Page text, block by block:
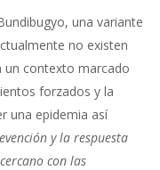
una variante
no existen
un contexto marcado
forzados y la
una epidemia así
y la respuesta
con las